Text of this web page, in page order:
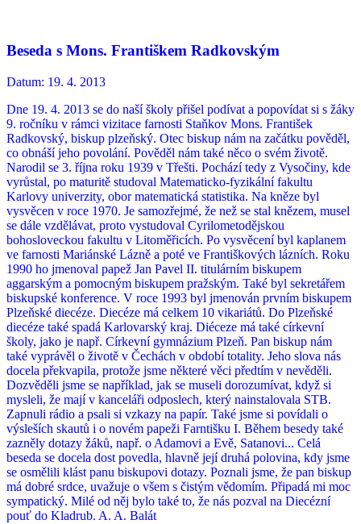
Beseda s Mons. Františkem Radkovským
Datum: 19. 4. 2013
Dne 19. 4. 2013 se do naší školy přišel podívat a popovídat si s žáky
9. ročníku v rámci vizitace farnosti Staňkov Mons. František
Radkovský, biskup plzeňský. Otec biskup nám na začátku pověděl,
co obnáší jeho povolání. Pověděl nám také něco o svém životě.
Narodil se 3. října roku 1939 v Třešti. Pochází tedy z Vysočiny, kde
vyrůstal, po maturitě studoval Matematicko-fyzikální fakultu
Karlovy univerzity, obor matematická statistika. Na kněze byl
vysvěcen v roce 1970. Je samozřejmé, že než se stal knězem, musel
se dále vzdělávat, proto vystudoval Cyrilometodějskou
bohosloveckou fakultu v Litoměřicích. Po vysvěcení byl kaplanem
ve farnosti Mariánské Lázně a poté ve Františkových lázních. Roku
1990 ho jmenoval papež Jan Pavel II. titulárním biskupem
aggarským a pomocným biskupem pražským. Také byl sekretářem
biskupské konference. V roce 1993 byl jmenován prvním biskupem
Plzeňské diecéze. Diecéze má celkem 10 vikariátů. Do Plzeňské
diecéze také spadá Karlovarský kraj. Diéceze má také církevní
školy, jako je např. Církevní gymnázium Plzeň. Pan biskup nám
také vyprávěl o životě v Čechách v období totality. Jeho slova nás
docela překvapila, protože jsme některé věci předtím v nevěděli.
Dozvěděli jsme se například, jak se museli dorozumívat, když si
mysleli, že mají v kanceláři odposlech, který nainstalovala STB.
Zapnuli rádio a psali si vzkazy na papír. Také jsme si povídali o
výsleších skautů i o novém papeži Farntišku I. Během besedy také
zazněly dotazy žáků, např. o Adamovi a Evě, Satanovi... Celá
beseda se docela dost povedla, hlavně její druhá polovina, kdy jsme
se osmělili klást panu biskupovi dotazy. Poznali jsme, že pan biskup
má dobré srdce, uvažuje o všem s čistým vědomím. Připadá mi moc
sympatický. Milé od něj bylo také to, že nás pozval na Diecézní
pouť do Kladrub. A. A. Balát